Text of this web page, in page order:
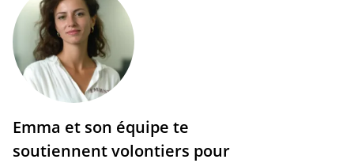
Emma et son équipe te
soutiennent volontiers pour